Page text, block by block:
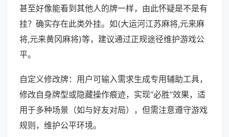
甚至好像能看到其他人的牌一样，由此怀疑是不是有
挂？确实存在此类外挂。如(大运河江苏麻将,元来麻
将,元来黄冈麻将)等，建议通过正规途径维护游戏公
平。
自定义修改牌：用户可输入需求生成专用辅助工具，
修改自身牌型或隐藏操作痕迹，实现“必胜”效果，适
用于多种场景（如与好友对局），但需注意遵守游戏
规则，维护公平环境。